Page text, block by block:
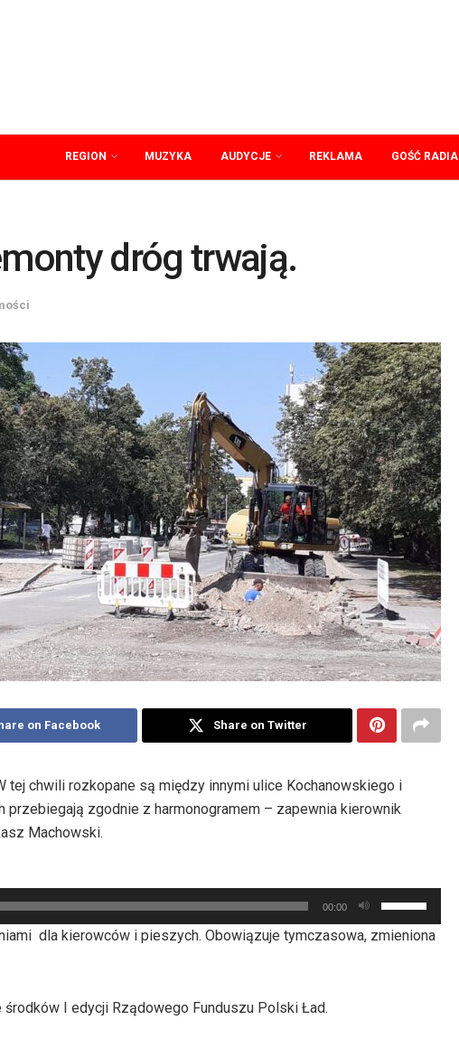
REGION MUZYKA AUDYCJE REKLAMA GOŚĆ RADIA
dróg trwają.
on Facebook Share on Twitter
tej chwili rozkopane są między innymi ulice Kochanowskiego i
przebiegają zgodnie z harmonogramem – zapewnia kierownik
Machowski.
00:00
strzałek
do
dla kierowców i pieszych. Obowiązuje tymczasowa, zmieniona
I edycji Rządowego Funduszu Polski Ład.